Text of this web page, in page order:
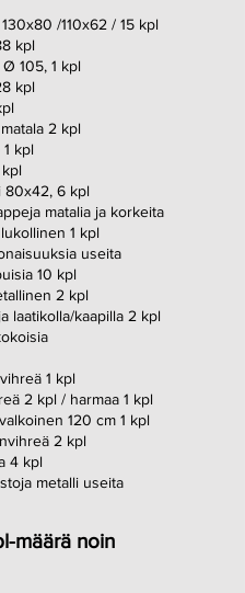
/110x62 / 15 kpl
kpl
105, 1 kpl
kpl
2 kpl
kpl
kpl
80x42, 6 kpl
matalia ja korkeita
1 kpl
useita
10 kpl
2 kpl
laatikolla/kaapilla 2 kpl
1 kpl
2 kpl / harmaa 1 kpl
120 cm 1 kpl
2 kpl
4 kpl
metalli useita
määrä noin